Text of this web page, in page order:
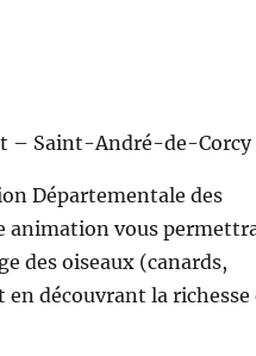
– Saint-André-de-Corcy
Départementale des
animation vous
des oiseaux (canards,
découvrant la richesse